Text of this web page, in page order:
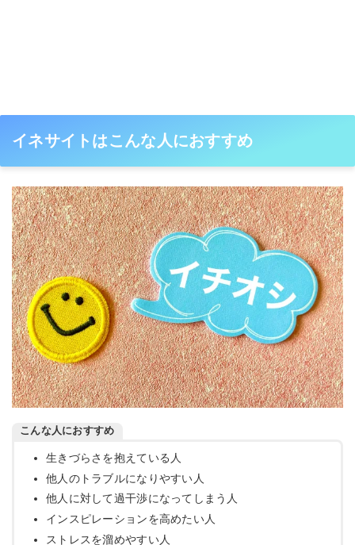
イネサイトはこんな人におすすめ
こんな人におすすめ
生きづらさを抱えている人
他人のトラブルになりやすい人
他人に対して過干渉になってしまう人
インスピレーションを高めたい人
ストレスを溜めやすい人